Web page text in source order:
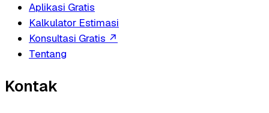
Aplikasi Gratis
Kalkulator Estimasi
Konsultasi Gratis ↗
Tentang
Kontak